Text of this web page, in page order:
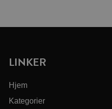
LINKER
Hjem
Kategorier